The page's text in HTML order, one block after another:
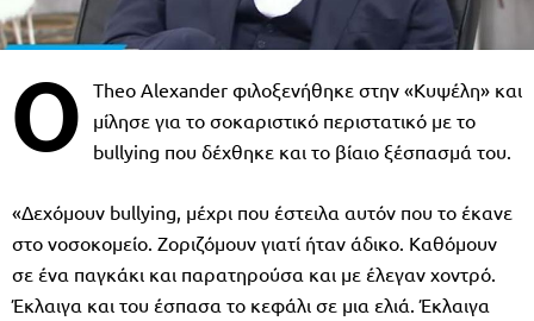
Ο Theo Alexander φιλοξενήθηκε στην «Κυψέλη» και
μίλησε για το σοκαριστικό περιστατικό με το
bullying που δέχθηκε και το βίαιο ξέσπασμά του.
«Δεχόμουν bullying, μέχρι που έστειλα αυτόν που το έκανε
στο νοσοκομείο. Ζοριζόμουν γιατί ήταν άδικο. Καθόμουν
σε ένα παγκάκι και παρατηρούσα και με έλεγαν χοντρό.
Έκλαιγα και του έσπασα το κεφάλι σε μια ελιά. Έκλαιγα